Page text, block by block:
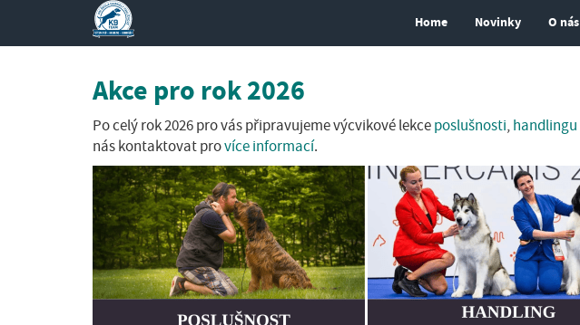
Home Novinky O nás
Akce pro rok 2026
Po celý rok 2026 pro vás připravujeme výcvikové lekceposlušnosti,handlingu
nás kontaktovat províce informací.